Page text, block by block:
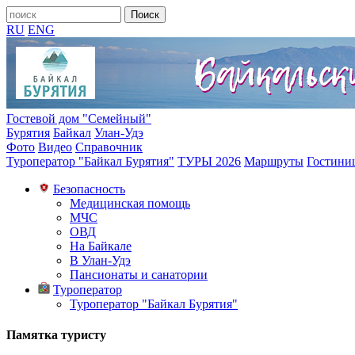
RU ENG
Гостевой дом "Семейный"
Бурятия Байкал Улан-Удэ
Фото Видео Справочник
Туроператор "Байкал Бурятия" ТУРЫ 2026 Маршруты
Безопасность
Медицинская помощь
МЧС
ОВД
На Байкале
В Улан-Удэ
Пансионаты и санатории
Туроператор
Туроператор "Байкал Бурятия"
Памятка туристу